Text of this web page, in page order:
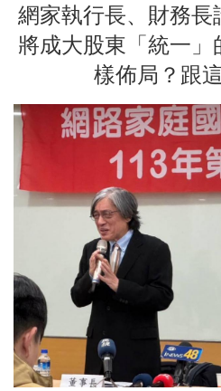
網家執行長、財務
將成大股東「統一
樣佈局？跟